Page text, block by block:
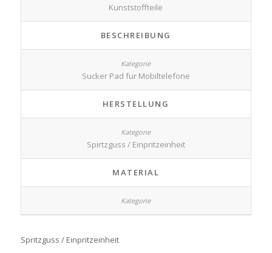
Kunststoffteile
BESCHREIBUNG
Sucker Pad fur Mobiltelefone
HERSTELLUNG
Spirtzguss / Einpritzeinheit
MATERIAL
Spritzguss / Einpritzeinheit